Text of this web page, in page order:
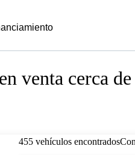
venta cerca de
455 vehículos encontrados